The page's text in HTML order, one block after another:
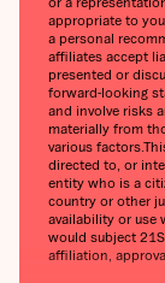
appropriate to
a personal
affiliates accept
presented or
forward-looking
and involve risks
materially from
various
directed to, or
entity who is a
country or other
availability or use
would subject
affiliation,